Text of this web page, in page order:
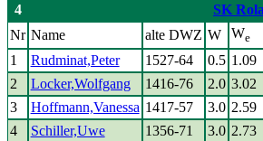
4
SK
Nr Name alte DWZ W We
1
Rudminat,Peter 1527-64 0.5 1.09
2
Locker,Wolfgang 1416-76 2.0 3.02
3
Hoffmann,Vanessa 1417-57 3.0 2.59
4
Schiller,Uwe 1356-71 3.0 2.73